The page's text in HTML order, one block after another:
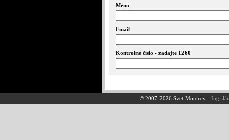
Meno
Email
Kontrolné číslo - zadajte 1260
© 2007-2026 Svet Motorov -Ing.